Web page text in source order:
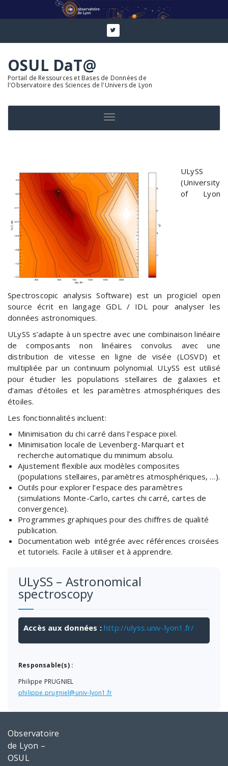
OSUL DaT@
Portail de Ressources et Bases de Données de
l'Observatoire des Sciences de l'Univers de Lyon
Toggle navigation
ULySS
(University
of Lyon
Spectroscopic analysis Software) est un progiciel open
source écrit en langage GDL / IDL pour analyser les
données astronomiques.
ULySS s’adapte à un spectre avec une combinaison linéaire
de composants non linéaires convolus avec une
distribution de vitesse en ligne de visée (LOSVD) et
multipliée par un continuum polynomial. ULySS est utilisé
pour étudier les populations stellaires de galaxies et
d’amas d’étoiles et les paramètres atmosphériques des
étoiles.
Les fonctionnalités incluent:
Minimisation du chi carré dans l’espace pixel.
Minimisation locale de Levenberg-Marquart et
recherche automatique du minimum absolu.
Ajustement flexible aux modèles composites
(populations stellaires, paramètres atmosphériques, …).
Outils pour explorer l’espace des paramètres
(simulations Monte-Carlo, cartes chi carré, cartes de
convergence).
Programmes graphiques pour des chiffres de qualité
publication.
Documentation web intégrée avec références croisées
et tutoriels. Facile à utiliser et à apprendre.
ULySS – Astronomical
spectroscopy
Accès aux données : http://ulyss.univ-lyon1.fr/
Responsable(s) :
Philippe PRUGNIEL
philippe.prugniel@univ-lyon1.fr
Observatoire
de Lyon –
OSUL